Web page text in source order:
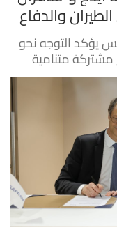
والدفاع
يؤكد التوجه نحو
متنامية